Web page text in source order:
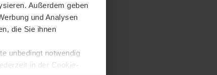
Außerdem geben
und Analysen
die Sie ihnen
unbedingt notwendig
in der Cookie-